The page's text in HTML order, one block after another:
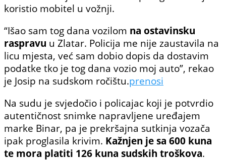
koristio mobitel u vožnji.
“Išao sam tog dana vozilom na ostavinsku
raspravu u Zlatar. Policija me nije zaustavila na
licu mjesta, već sam dobio dopis da dostavim
podatke tko je tog dana vozio moj auto”, rekao
je Josip na sudskom ročištu.prenosi
Na sudu je svjedočio i policajac koji je potvrdio
autentičnost snimke napravljene uređajem
marke Binar, pa je prekršajna sutkinja vozača
ipak proglasila krivim. Kažnjen je sa 600 kuna
te mora platiti 126 kuna sudskih troškova.